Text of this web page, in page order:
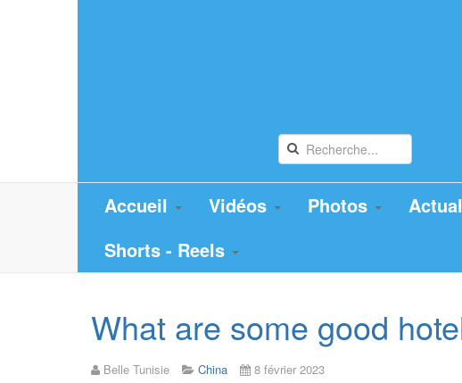
Accueil Vidéos Photos
Shorts - Reels
What are some good
Belle Tunisie China 8 février 2023